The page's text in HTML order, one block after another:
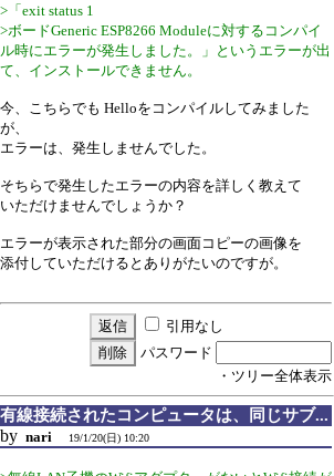
>「exit status 1
>ボードGeneric ESP8266 Moduleに対するコンパイ
ル時にエラーが発生しました。」というエラーが出
て、インストールできません。
今、こちらでも Helloをコンパイルしてみました
が、
エラーは、発生しませんでした。
そちらで発生したエラーの内容を詳しく教えて
いただけませんでしょうか？
エラーが表示された部分の画面コピーの画像を
添付していただけるとありがたいのですが。
引用なし
パスワード
・ツリー全体表示
有線接続されたコンピュータは、同じサブ...
by nari 19/1/20(日) 10:20